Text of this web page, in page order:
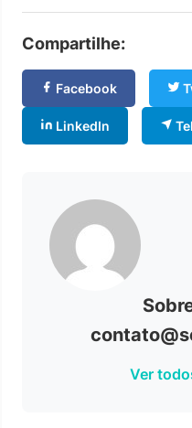
Compartilhe:
Facebook
LinkedIn
Ver